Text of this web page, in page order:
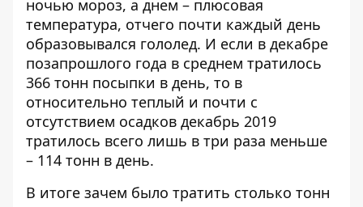
ночью мороз, а днем – плюсовая
температура, отчего почти каждый день
образовывался гололед. И если в декабре
позапрошлого года в среднем тратилось
366 тонн посыпки в день, то в
относительно теплый и почти с
отсутствием осадков декабрь 2019
тратилось всего лишь в три раза меньше
– 114 тонн в день.
В итоге зачем было тратить столько тонн